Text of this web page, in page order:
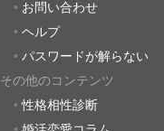
お問い合わせ
ヘルプ
パスワードが解らない
その他のコンテンツ
性格相性診断